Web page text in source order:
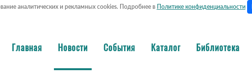
аналитических и рекламных cookies. Подробнее в Политике конфиденциальности
Главная Новости События Каталог Библиотека